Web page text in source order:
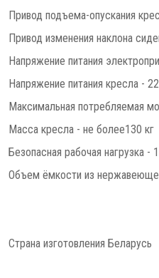
Привод подъема-опускания
Привод изменения наклона
Напряжение питания
Напряжение питания кресла -
Максимальная потребляемая
Масса кресла - не более130 кг
Безопасная рабочая нагрузка -
Объем ёмкости из
Страна изготовления Беларусь